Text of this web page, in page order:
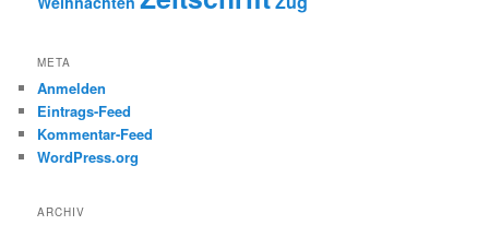
META
Anmelden
Eintrags-Feed
Kommentar-Feed
WordPress.org
ARCHIV